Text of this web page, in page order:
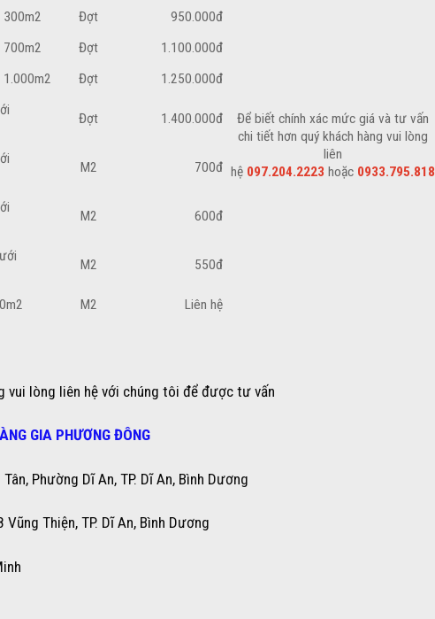
Để biết chính xác mức giá và tư vấn
chi tiết hơn quý khách hàng vui lòng
liên
hệ 097.204.2223 hoặc 0933.795.818
Đợt
950.000đ
Đợt
1.100.000đ
Đợt 1.250.000đ
Đợt 1.400.000đ
M2 700đ
M2 600đ
M2 550đ
M2 Liên hệ
vui lòng liên hệ với chúng tôi để được tư vấn
GIA PHƯƠNG ĐÔNG
Phường Dĩ An, TP. Dĩ An, Bình Dương
Thiện, TP. Dĩ An, Bình Dương